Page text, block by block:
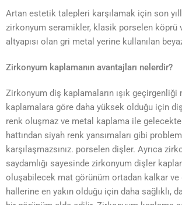
Artan estetik talepleri karşılamak için son
zirkonyum seramikler, klasik porselen köprü
altyapısı olan gri metal yerine kullanılan
Zirkonyum kaplamanın avantajları nelerdir?
Zirkonyum diş kaplamaların ışık
kaplamalara göre daha yüksek olduğu için
renk oluşmaz ve metal kaplama ile
hattından siyah renk yansımaları gibi
karşılaşmazsınız. porselen dişler. Ayrıca
saydamlığı sayesinde zirkonyum dişler
oluşabilecek mat görünüm ortadan kalkar ve
hallerine en yakın olduğu için daha sağlıklı,